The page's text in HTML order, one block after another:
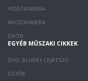
VIDEÓKAMERA
AKCIÓKAMERA
DRÓN
EGYÉB MŰSZAKI CIKKEK
DVD, BLURAY LEJÁTSZÓ
EGYÉB